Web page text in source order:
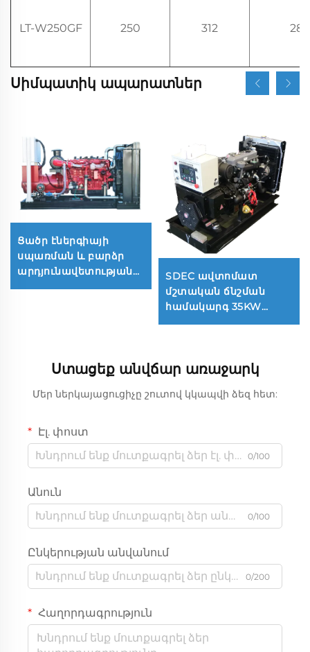
LT-W250GF 250 312 280
Սիմպատիկ ապարատներ
Ցածր էներգիայի
սպառման և բարձր
արդյունավետության
SDEC ավտոմատ
մշտական ճնշման
համակարգ 35KW
հավաքածու
Ստացեք անվճար առաջարկ
Մեր ներկայացուցիչը շուտով կկապվի ձեզ հետ:
Էլ. փոստ
0/100
Անուն
0/100
Ընկերության անվանում
0/200
Հաղորդագրություն